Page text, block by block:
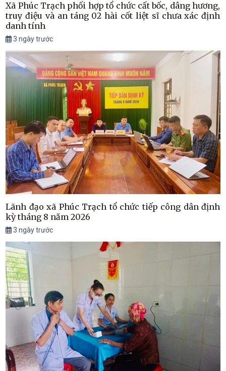
Xã Phúc Trạch phối hợp tổ chức cất bốc, dâng hương,
truy điệu và an táng 02 hài cốt liệt sĩ chưa xác định
danh tính
3 ngày trước
Lãnh đạo xã Phúc Trạch tổ chức tiếp công dân định
kỳ tháng 8 năm 2026
3 ngày trước